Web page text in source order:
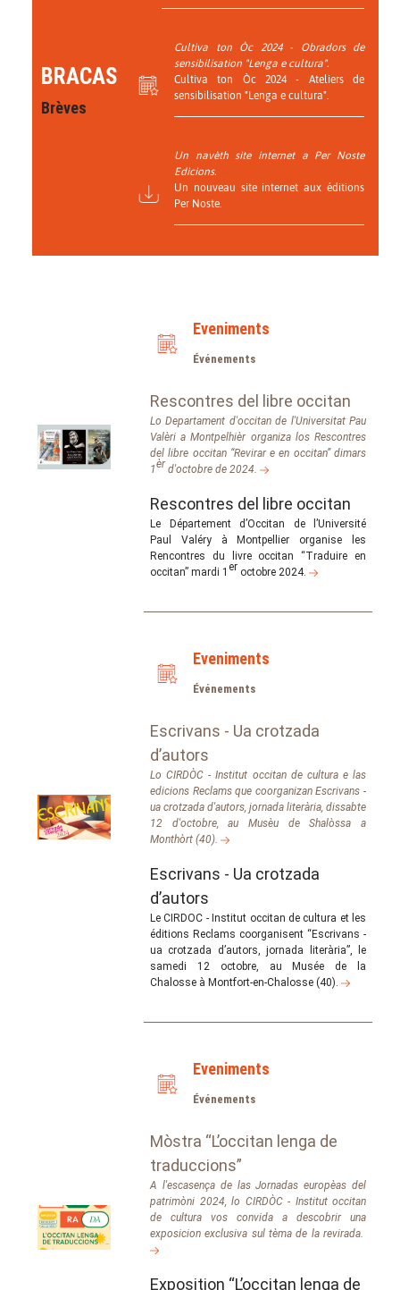
BRACAS
Brèves
Cultiva ton Òc 2024 - Obradors de
sensibilisation "Lenga e cultura".
Cultiva ton Òc 2024 - Ateliers de
sensibilisation "Lenga e cultura".
Un navèth site internet a Per Noste
Edicions.
Un nouveau site internet aux éditions
Per Noste.
Eveniments
Événements
Rescontres del libre occitan
Lo Departament d'occitan de l'Universitat Pau
Valèri a Montpelhièr organiza los Rescontres
del libre occitan “Revirar e en occitan” dimars
1èr d'octobre de 2024.
Rescontres del libre occitan
Le Département d’Occitan de l’Université
Paul Valéry à Montpellier organise les
Rencontres du livre occitan “Traduire en
occitan” mardi 1 er octobre 2024.
Eveniments
Événements
Escrivans - Ua crotzada
d’autors
Lo CIRDÒC - Institut occitan de cultura e las
edicions Reclams que coorganizan Escrivans -
ua crotzada d'autors, jornada literària, dissabte
12 d'octobre, au Musèu de Shalòssa a
Monthòrt (40).
Escrivans - Ua crotzada
d’autors
Le CIRDOC - Institut occitan de cultura et les
éditions Reclams coorganisent “Escrivans -
ua crotzada d’autors, jornada literària”, le
samedi 12 octobre, au Musée de la
Chalosse à Montfort-en-Chalosse (40).
Eveniments
Événements
Mòstra “L’occitan lenga de
traduccions”
A l'escasença de las Jornadas europèas del
patrimòni 2024, lo CIRDÒC - Institut occitan
de cultura vos convida a descobrir una
exposicion exclusiva sul tèma de la revirada.
Exposition “L’occitan lenga de